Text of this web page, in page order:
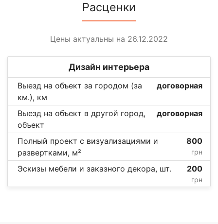
Расценки
Цены актуальны на 26.12.2022
Дизайн интерьера
Выезд на объект за городом (за
км.), км
договорная
Выезд на объект в другой город,
объект
договорная
Полный проект с визуализациями и
развертками, м²
800
грн
Эскизы мебели и заказного декора, шт. 200
грн